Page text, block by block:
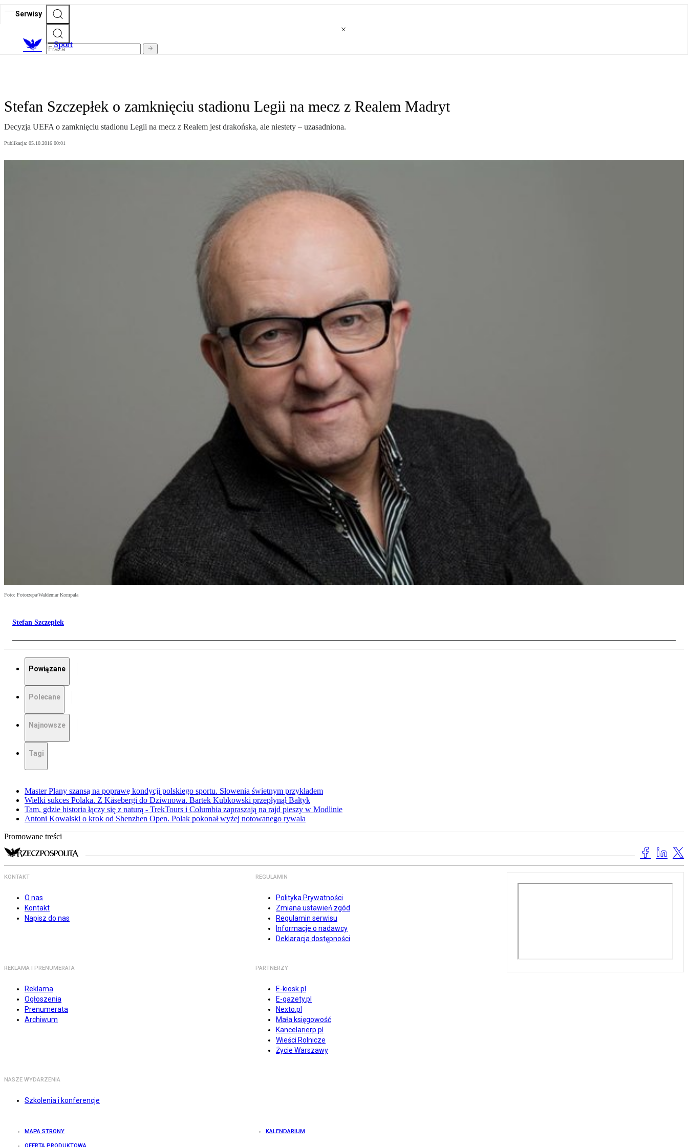
Serwisy
Sport
Stefan Szczepłek o zamknięciu stadionu Legii na mecz z Realem Madryt
Decyzja UEFA o zamknięciu stadionu Legii na mecz z Realem jest drakońska, ale niestety – uzasadniona.
Publikacja: 05.10.2016 00:01
Foto: Fotorzepa/Waldemar Kompala
Stefan Szczepłek
Powiązane
Polecane
Najnowsze
Tagi
Master Plany szansą na poprawę kondycji polskiego sportu. Słowenia świetnym przykładem
Wielki sukces Polaka. Z Kåsebergi do Dziwnowa. Bartek Kubkowski przepłynął Bałtyk
Tam, gdzie historia łączy się z naturą - TrekTours i Columbia zapraszają na rajd pieszy w Modlinie
Antoni Kowalski o krok od Shenzhen Open. Polak pokonał wyżej notowanego rywala
Promowane treści
KONTAKT
O nas
Kontakt
Napisz do nas
REGULAMIN
Polityka Prywatności
Zmiana ustawień zgód
Regulamin serwisu
Informacje o nadawcy
Deklaracja dostępności
REKLAMA I PRENUMERATA
Reklama
Ogłoszenia
Prenumerata
Archiwum
PARTNERZY
E-kiosk.pl
E-gazety.pl
Nexto.pl
Mała księgowość
Kancelarierp.pl
Wieści Rolnicze
Życie Warszawy
NASZE WYDARZENIA
Szkolenia i konferencje
MAPA STRONY KALENDARIUM